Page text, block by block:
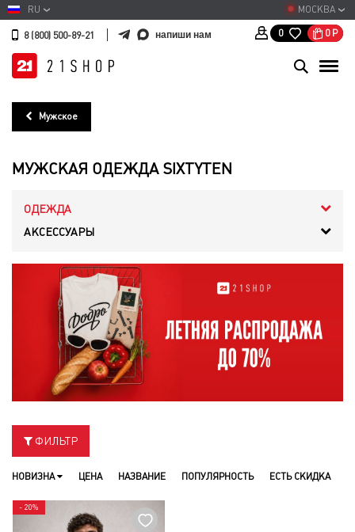
МОСКВА
RU
8 (800) 500-89-21 напиши нам 0 0 Р
Мужское
МУЖСКАЯ ОДЕЖДА SIXTYTEN
ОДЕЖДА
АКСЕССУАРЫ
ФИЛЬТР
НОВИЗНА ЦЕНА НАЗВАНИЕ ПОПУЛЯРНОСТЬ ЕСТЬ СКИДКА
- 20%